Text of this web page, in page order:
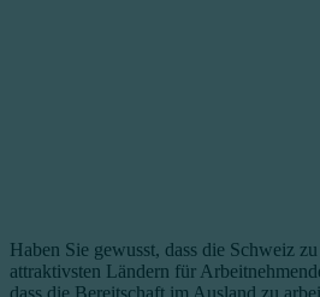
Haben Sie gewusst, dass die Schweiz
attraktivsten Ländern für
dass die Bereitschaft im Ausland zu